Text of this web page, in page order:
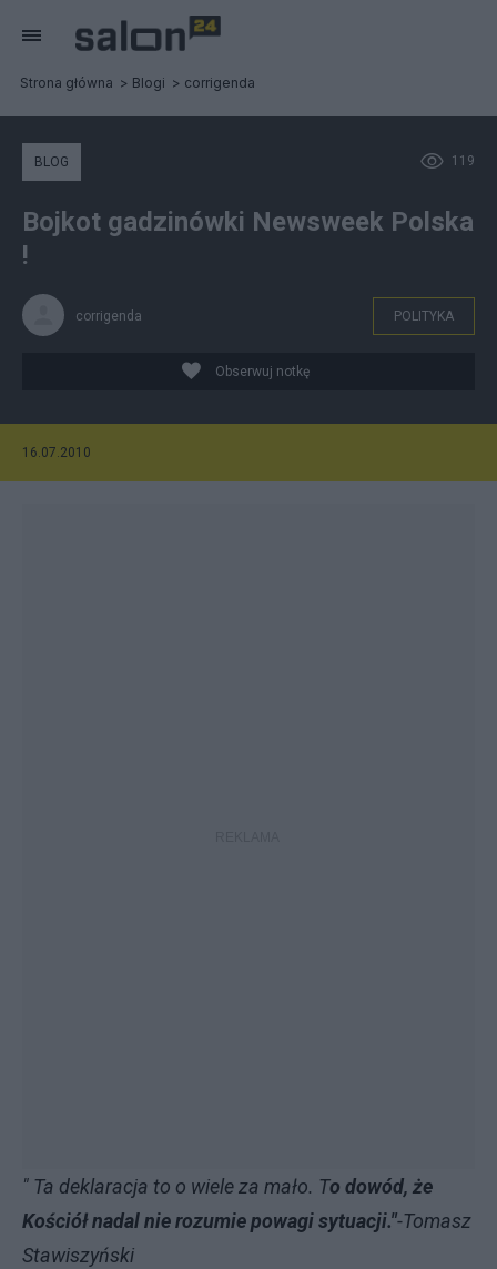
Strona główna Blogi corrigenda
119
BLOG
Bojkot gadzinówki Newsweek Polska
!
corrigenda POLITYKA
Obserwuj notkę
16.07.2010
" Ta deklaracja to o wiele za mało. To dowód, że
Kościół nadal nie rozumie powagi sytuacji."-Tomasz
Stawiszyński